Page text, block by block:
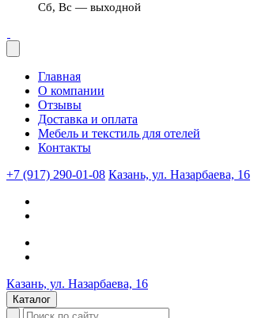
Сб, Вс — выходной
Главная
О компании
Отзывы
Доставка и оплата
Мебель и текстиль для отелей
Контакты
+7 (917) 290-01-08 Казань, ул. Назарбаева, 16
Казань, ул. Назарбаева, 16
Каталог